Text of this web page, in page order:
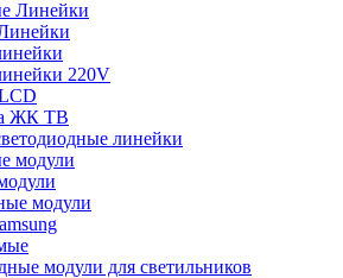
220V
ЖК ТВ
линейки
модули
модули для светильников